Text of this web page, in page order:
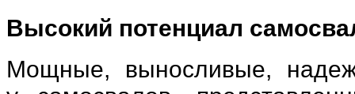
Высокий потенциал
Мощные, выносливые,